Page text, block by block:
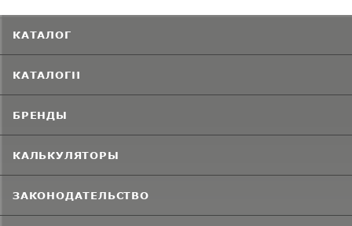
КАТАЛОГ
КАТАЛОГИ
БРЕНДЫ
КАЛЬКУЛЯТОРЫ
ЗАКОНОДАТЕЛЬСТВО